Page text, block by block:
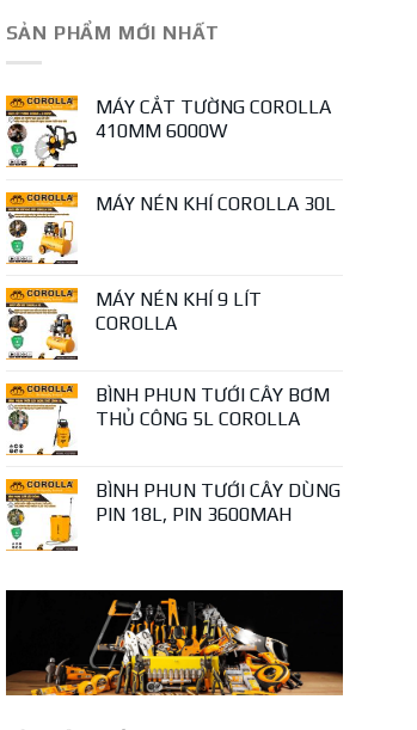
SẢN PHẨM MỚI NHẤT
MÁY CẮT TƯỜNG COROLLA
410MM 6000W
MÁY NÉN KHÍ COROLLA 30L
MÁY NÉN KHÍ 9 LÍT
COROLLA
BÌNH PHUN TƯỚI CÂY BƠM
THỦ CÔNG 5L COROLLA
BÌNH PHUN TƯỚI CÂY DÙNG
PIN 18L, PIN 3600MAH